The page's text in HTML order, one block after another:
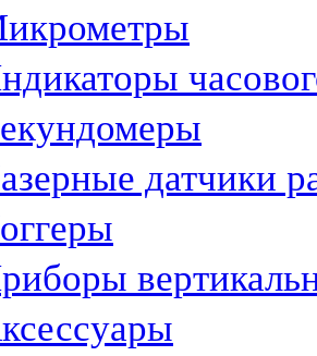
датчики